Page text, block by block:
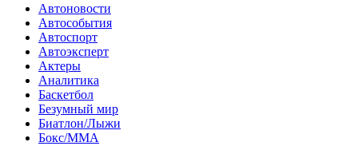
Автоновости
Автособытия
Автоспорт
Автоэксперт
Актеры
Аналитика
Баскетбол
Безумный мир
Биатлон/Лыжи
Бокс/MMA